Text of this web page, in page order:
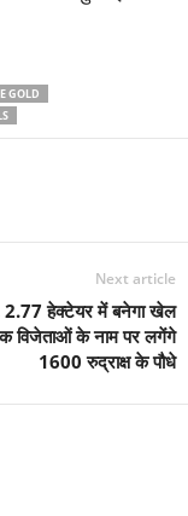
GOLD
Next article
2.77 हेक्टेयर में बनेगा खेल
विजेताओं के नाम पर लगेंगे
1600 रुद्राक्ष के पौधे